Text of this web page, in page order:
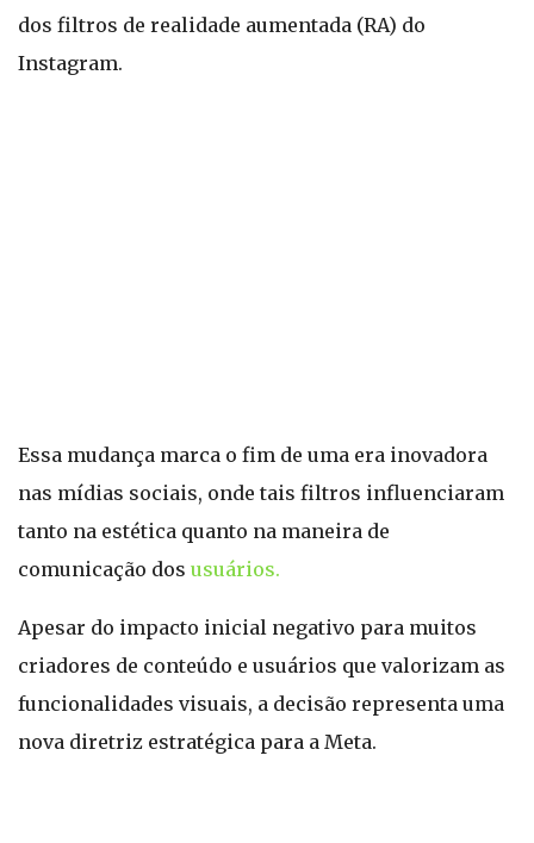
dos filtros de realidade aumentada (RA) do
Instagram.
Essa mudança marca o fim de uma era inovadora
nas mídias sociais, onde tais filtros influenciaram
tanto na estética quanto na maneira de
comunicação dos usuários.
Apesar do impacto inicial negativo para muitos
criadores de conteúdo e usuários que valorizam as
funcionalidades visuais, a decisão representa uma
nova diretriz estratégica para a Meta.